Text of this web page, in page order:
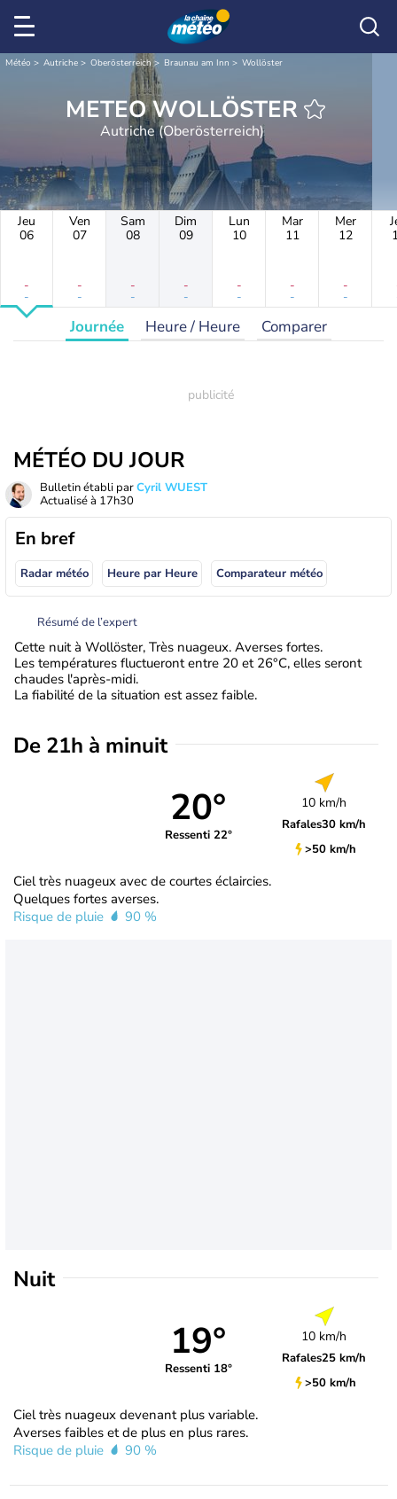
Météo Autriche Oberösterreich Braunau am Inn Wollöster
METEO WOLLÖSTER
Autriche (Oberösterreich)
Jeu
06
-
-
Ven
07
-
-
Sam
08
-
-
Dim
09
-
-
Lun
10
-
-
Mar
11
-
-
Mer
12
-
-
Journée Heure / Heure Comparer
MÉTÉO DU JOUR
Bulletin établi parCyril WUEST
Actualisé à 17h30
En bref
Radar météo Heure par Heure Comparateur météo
Résumé de l’expert
Cette nuit à Wollöster, Très nuageux. Averses fortes.
Les températures fluctueront entre 20 et 26°C, elles seront
chaudes l'après-midi.
La fiabilité de la situation est assez faible.
De 21h à minuit
20°
Ressenti 22°
10 km/h
Rafales30 km/h
>50 km/h
Ciel très nuageux avec de courtes éclaircies.
Quelques fortes averses.
Risque de pluie
90 %
Nuit
19°
Ressenti 18°
10 km/h
Rafales25 km/h
>50 km/h
Ciel très nuageux devenant plus variable.
Averses faibles et de plus en plus rares.
Risque de pluie
90 %